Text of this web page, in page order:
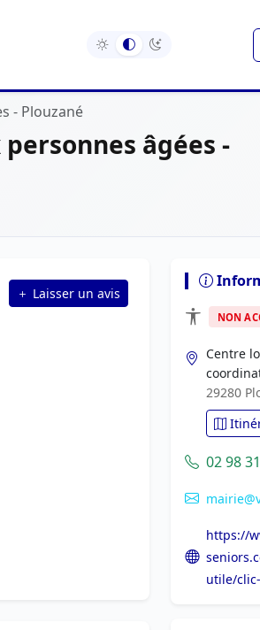
- Plouzané
âgées -
Laisser un avis
NON
Centre
29280
02 98
https://
utile/